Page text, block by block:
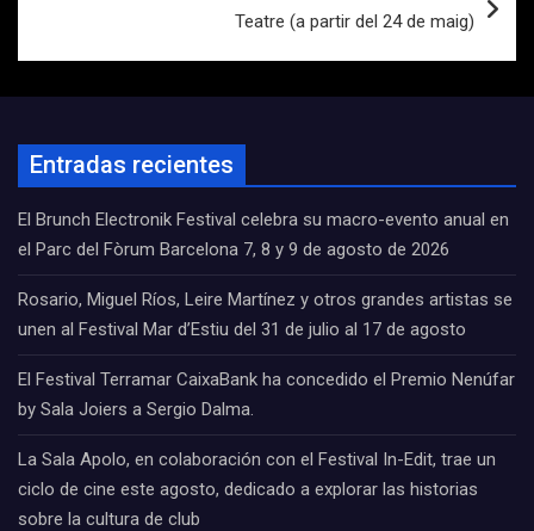
Teatre (a partir del 24 de maig)
Entradas recientes
El Brunch Electronik Festival celebra su macro-evento anual en
el Parc del Fòrum Barcelona 7, 8 y 9 de agosto de 2026
Rosario, Miguel Ríos, Leire Martínez y otros grandes artistas se
unen al Festival Mar d’Estiu del 31 de julio al 17 de agosto
El Festival Terramar CaixaBank ha concedido el Premio Nenúfar
by Sala Joiers a Sergio Dalma.
La Sala Apolo, en colaboración con el Festival In-Edit, trae un
ciclo de cine este agosto, dedicado a explorar las historias
sobre la cultura de club